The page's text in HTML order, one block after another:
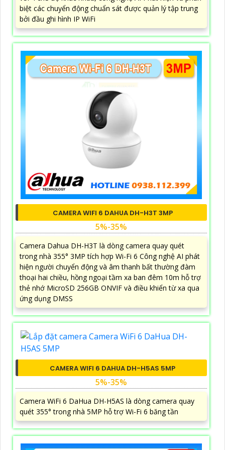
biệt các chuyển động chuẩn sát được quản lý tập trung
bởi đầu ghi hình IP WiFi
CAMERA WIFI 6 DAHUA DH-H3T 3MP
5%-35%
Camera Dahua DH-H3T là dòng camera quay quét
trong nhà 355° 3MP tích hợp Wi-Fi 6 Công nghệ AI phát
hiện người chuyển động và âm thanh bất thường đàm
thoại hai chiều, hồng ngoại tầm xa ban đêm 10m hỗ trợ
thẻ nhớ MicroSD 256GB ONVIF và điều khiển từ xa qua
ứng dụng DMSS
CAMERA WIFI 6 DAHUA DH-H5AS 5MP
5%-35%
Camera WiFi 6 DaHua DH-H5AS là dòng camera quay
quét 355° trong nhà 5MP hỗ trợ Wi-Fi 6 băng tần